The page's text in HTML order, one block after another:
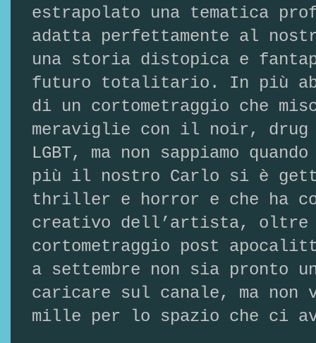
estrapolato una tematica
adatta perfettamente al
una storia distopica e
futuro totalitario. In più
di un cortometraggio che
meraviglie con il noir, drug
LGBT, ma non sappiamo
più il nostro Carlo si è
thriller e horror e che ha
creativo dell’artista,
cortometraggio post
a settembre non sia pronto
caricare sul canale, ma
mille per lo spazio che ci